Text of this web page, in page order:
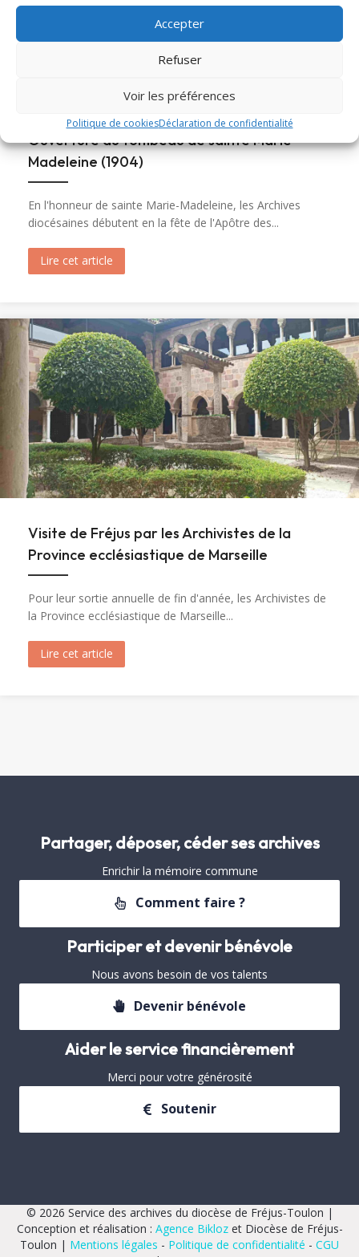
Accepter
Refuser
Voir les préférences
Politique de cookiesDéclaration de confidentialité
Ouverture du tombeau de sainte Marie-
Madeleine (1904)
En l'honneur de sainte Marie-Madeleine, les Archives
diocésaines débutent en la fête de l'Apôtre des...
Lire cet article
Visite de Fréjus par les Archivistes de la
Province ecclésiastique de Marseille
Pour leur sortie annuelle de fin d'année, les Archivistes de
la Province ecclésiastique de Marseille...
Lire cet article
Partager, déposer, céder ses archives
Enrichir la mémoire commune
Comment faire ?
Participer et devenir bénévole
Nous avons besoin de vos talents
Devenir bénévole
Aider le service financièrement
Merci pour votre générosité
Soutenir
© 2026 Service des archives du diocèse de Fréjus-Toulon |
Conception et réalisation : Agence Biklozet Diocèse de Fréjus-
Toulon | Mentions légales - Politique de confidentialité - CGU